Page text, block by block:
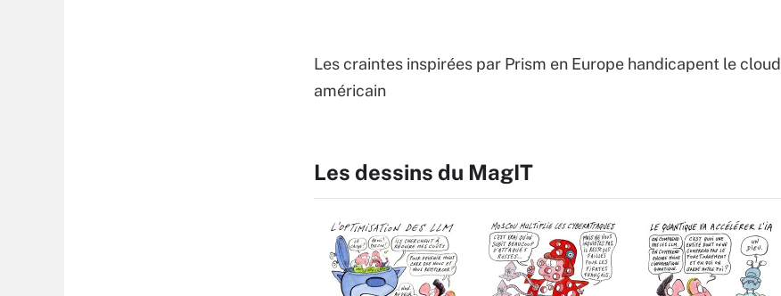
Les craintes inspirées par Prism en Europe handicapent le cloud
américain
Les dessins du MagIT